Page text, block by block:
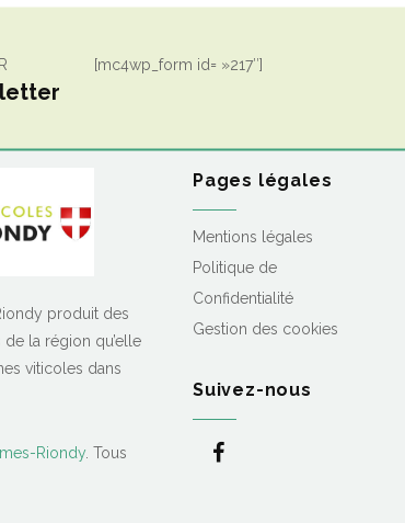
[mc4wp_form id= »217″]
produit des
la région qu’elle
viticoles dans
Riondy. Tous
Pages légales
Mentions légales
Politique de
Confidentialité
Gestion des cookies
Suivez-nous